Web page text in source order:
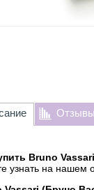
Отзывы
Bruno
узнать на нашем